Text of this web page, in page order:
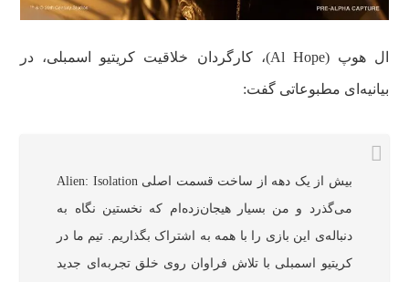
ال هوپ (Al Hope)، کارگردان خلاقیت کریتیو اسمبلی، در
بیانیه‌ای مطبوعاتی گفت:
بیش از یک دهه از ساخت قسمت اصلی Alien: Isolation
می‌گذرد و من بسیار هیجان‌زده‌ام که نخستین نگاه به
دنباله‌ی این بازی را با همه به اشتراک بگذاریم. تیم ما در
کریتیو اسمبلی با تلاش فراوان روی خلق تجربه‌ای جدید